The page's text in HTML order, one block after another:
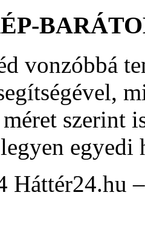
vonzóbbá
szerint
egyedi
Háttér24.hu